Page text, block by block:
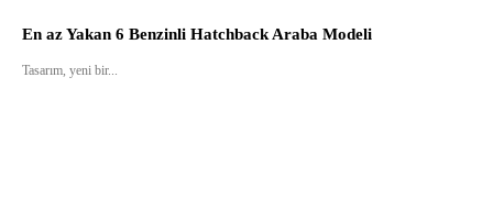
En az Yakan 6 Benzinli Hatchback Araba Modeli
Tasarım, yeni bir...